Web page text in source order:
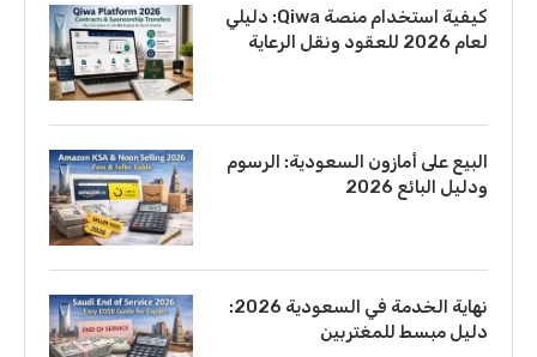
كيفية استخدام منصة Qiwa: دليلي
لعام 2026 للعقود ونقل الرعاية
البيع على أمازون السعودية: الرسوم
ودليل البائع 2026
نهاية الخدمة في السعودية 2026:
دليل مبسط للمغتربين